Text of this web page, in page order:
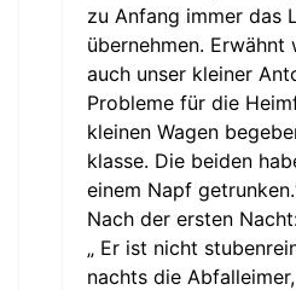
zu Anfang immer das
übernehmen. Erwähnt
auch unser kleiner
Probleme für die
kleinen Wagen
klasse. Die beiden
einem Napf
Nach der ersten
„ Er ist nicht
nachts die